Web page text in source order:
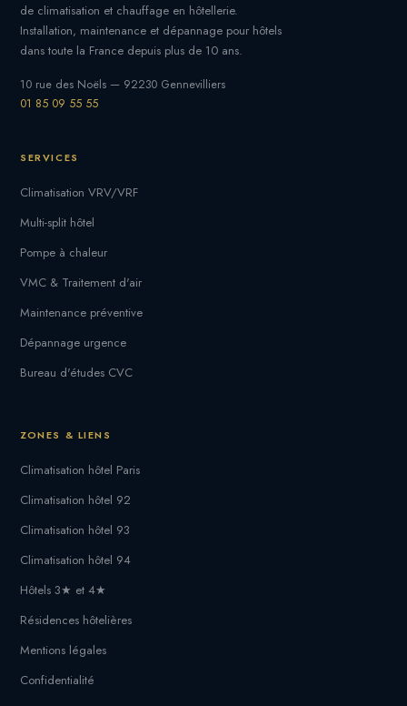
de climatisation et chauffage en hôtellerie.
Installation, maintenance et dépannage pour hôtels
dans toute la France depuis plus de 10 ans.
10 rue des Noëls — 92230 Gennevilliers
01 85 09 55 55
SERVICES
Climatisation VRV/VRF
Multi-split hôtel
Pompe à chaleur
VMC & Traitement d'air
Maintenance préventive
Dépannage urgence
Bureau d'études CVC
ZONES & LIENS
Climatisation hôtel Paris
Climatisation hôtel 92
Climatisation hôtel 93
Climatisation hôtel 94
Hôtels 3★ et 4★
Résidences hôtelières
Mentions légales
Confidentialité